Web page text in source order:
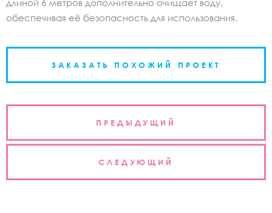
длиной 6 метров дополнительно очищает воду,
обеспечивая её безопасность для использования.
ЗАКАЗАТЬ ПОХОЖИЙ ПРОЕКТ
Навигация
записям
ПРЕДЫДУЩИЙ
СЛЕДУЮЩИЙ